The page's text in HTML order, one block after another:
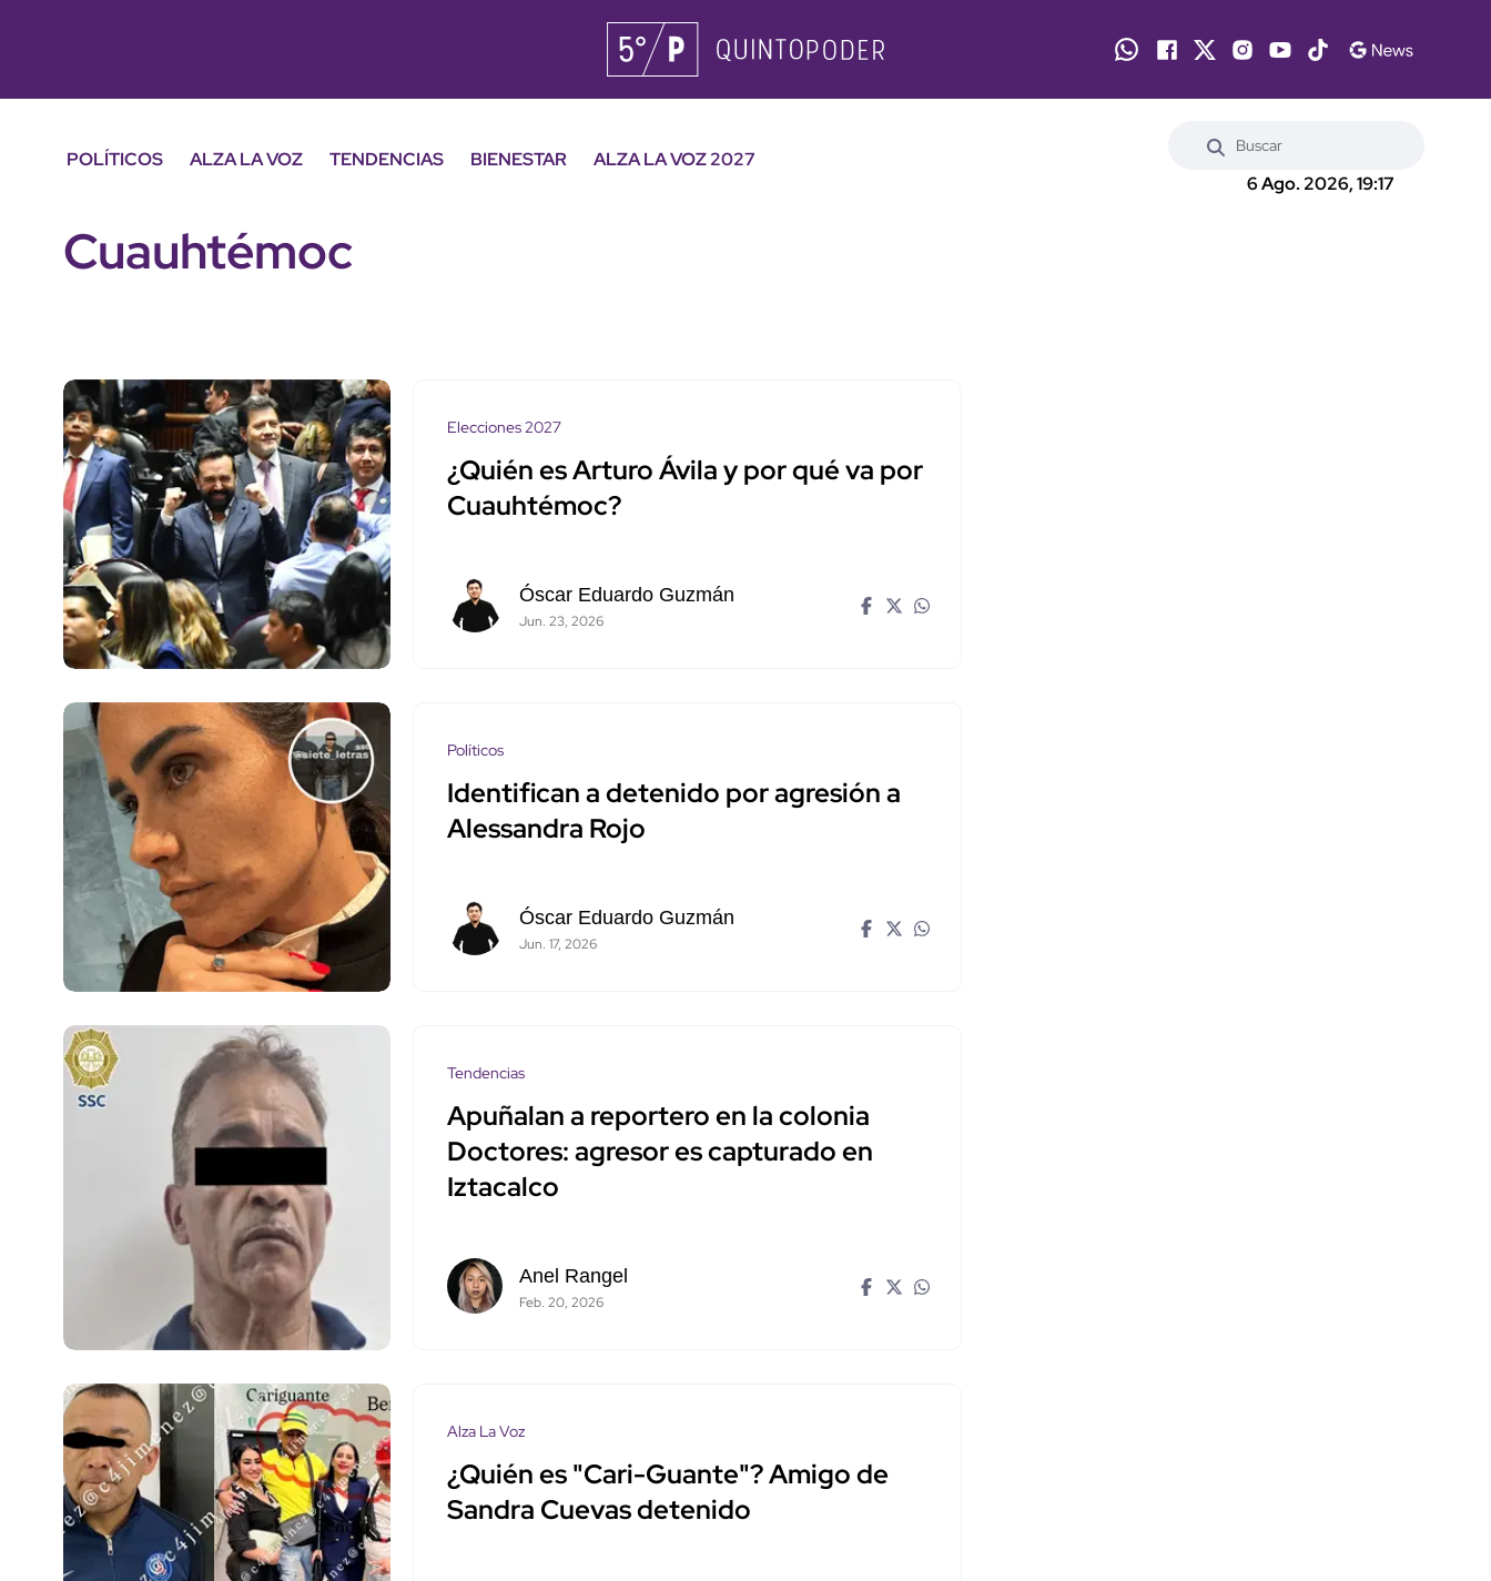
POLÍTICOS ALZA LA VOZ TENDENCIAS BIENESTAR
ALZA LA VOZ 2027
6 Ago. 2026, 19:17
Cuauhtémoc
Elecciones 2027
¿Quién es Arturo Ávila y por qué va por
Cuauhtémoc?
Óscar Eduardo Guzmán
Jun. 23, 2026
Políticos
Identifican a detenido por agresión a
Alessandra Rojo
Óscar Eduardo Guzmán
Jun. 17, 2026
Tendencias
Apuñalan a reportero en la colonia
Doctores: agresor es capturado en
Iztacalco
Anel Rangel
Feb. 20, 2026
Alza La Voz
¿Quién es "Cari-Guante"? Amigo de
Sandra Cuevas detenido